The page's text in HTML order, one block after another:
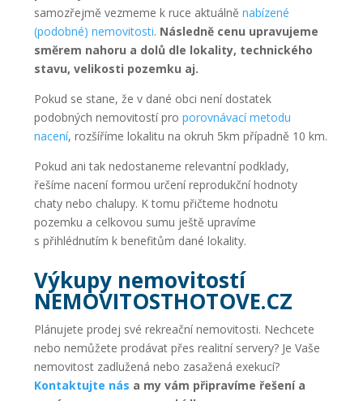
samozřejmě vezmeme k ruce aktuálněnabízené
(podobné) nemovitosti. Následně cenu upravujeme
směrem nahoru a dolů dle lokality, technického
stavu, velikosti pozemku aj.
Pokud se stane, že v dané obci není dostatek
podobných nemovitostí proporovnávací metodu
nacení, rozšíříme lokalitu na okruh 5km případně 10 km.
Pokud ani tak nedostaneme relevantní podklady,
řešíme nacení formou určení reprodukční hodnoty
chaty nebo chalupy. K tomu přičteme hodnotu
pozemku a celkovou sumu ještě upravíme
s přihlédnutím k benefitům dané lokality.
Výkupy nemovitostí
NEMOVITOSTHOTOVE.CZ
Plánujete prodej své rekreační nemovitosti. Nechcete
nebo nemůžete prodávat přes realitní servery? Je Vaše
nemovitost zadlužená nebo zasažená exekucí?
Kontaktujte nás a my vám připravíme řešení a